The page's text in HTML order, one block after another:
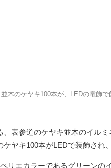
並木のケヤキ100本が、LEDの電飾で